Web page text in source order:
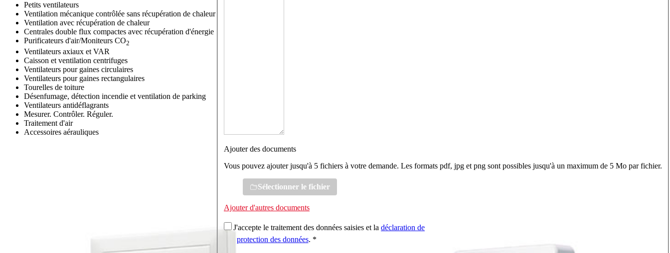
Petits ventilateurs
Ventilation mécanique contrôlée sans récupération de chaleur
Ventilation avec récupération de chaleur
Centrales double flux compactes avec récupération d'énergie
Purificateurs d'air/Moniteurs CO2
Ventilateurs axiaux et VAR
Caisson et ventilation centrifuges
Ventilateurs pour gaines circulaires
Ventilateurs pour gaines rectangulaires
Tourelles de toiture
Désenfumage, détection incendie et ventilation de parking
Ventilateurs antidéflagrants
Mesurer. Contrôler. Réguler.
Traitement d'air
Accessoires aérauliques
Ajouter des documents
Vous pouvez ajouter jusqu'à 5 fichiers à votre demande. Les formats pdf, jpg et png sont possibles jusqu'à un maximum de 5 Mo par fichier.
Sélectionner le fichier
Ajouter d'autres documents
J'accepte le traitement des données saisies et la déclaration de
protection des données. *